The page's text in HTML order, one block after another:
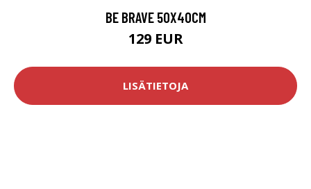
BE BRAVE 50X40CM
129 EUR
LISÄTIETOJA